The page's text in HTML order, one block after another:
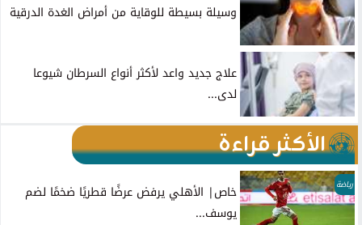
وسيلة بسيطة للوقاية من أمراض الغدة الدرقية
علاج جديد واعد لأكثر أنواع السرطان شيوعا
لدى...
الأكثر قراءة
رياضة
خاص| الأهلي يرفض عرضًا قطريًا ضخمًا لضم
يوسف...